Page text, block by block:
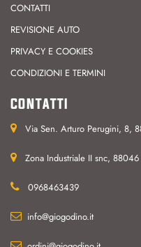
CONTATTI
REVISIONE AUTO
PRIVACY E COOKIES
CONDIZIONI E TERMINI
CONTATTI
Via Sen. Arturo Perugini, 8,
Zona Industriale II snc,
0968463439
info@giogodino.it